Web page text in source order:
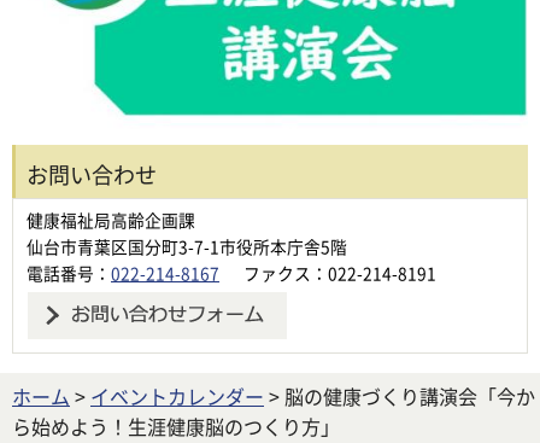
お問い合わせ
健康福祉局高齢企画課
仙台市青葉区国分町3-7-1市役所本庁舎5階
電話番号： 022-214-8167 ファクス：022-214-8191
ホーム > イベントカレンダー > 脳の健康づくり講演会「今か
ら始めよう！生涯健康脳のつくり方」